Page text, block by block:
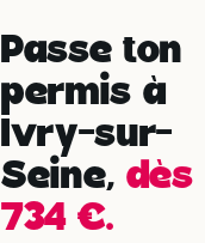
Passe ton
permis à
Ivry-sur-
Seine, dès
734 €.